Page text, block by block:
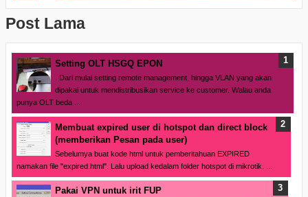
Post Lama
Setting OLT HSGQ EPON
Dari mulai setting remote management, hingga VLAN yang akan
dipakai untuk mendistribusikan service ke customer. Walau anda
punya OLT beda ...
Membuat expired user di hotspot dan direct block
(memberikan Pesan pada user)
Sebelumya buat kode html untuk pemberitahuan EXPIRED
namakan file "expired.html". Lalu upload kedalam folder hotspot di mikrotik. ...
Pakai VPN untuk irit FUP